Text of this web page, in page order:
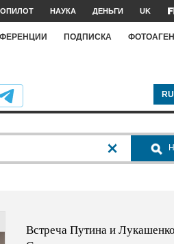
НАУКА ДЕНЬГИ UK
ПОДПИСКА
RU
Встреча Путина и